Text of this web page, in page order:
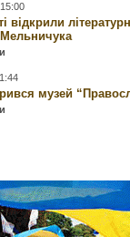
відкрили
музей